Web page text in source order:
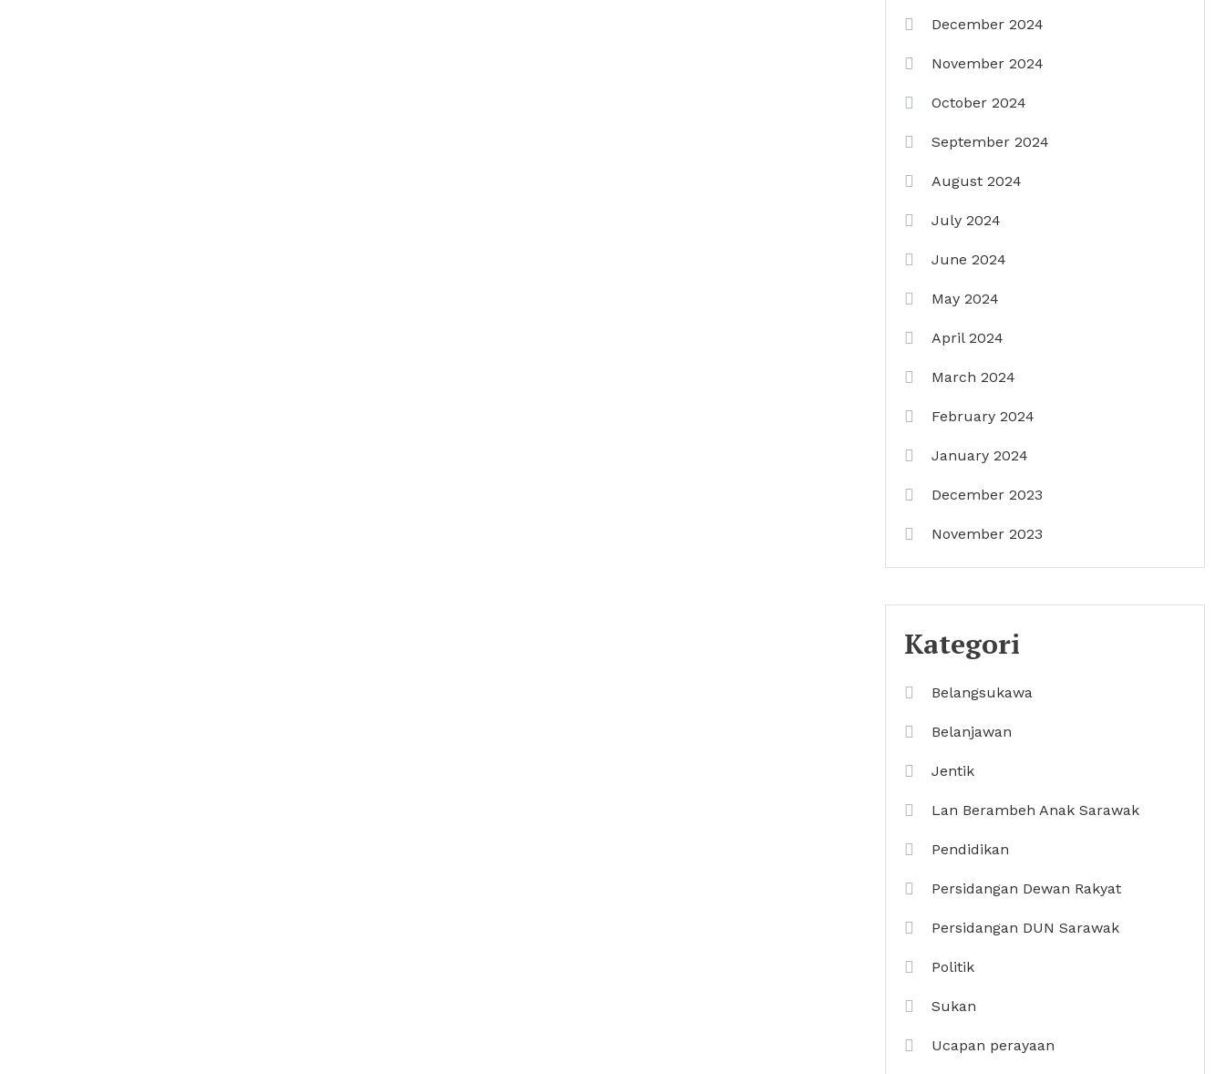
December 2024
November 2024
October 2024
September 2024
August 2024
July 2024
June 2024
May 2024
April 2024
March 2024
February 2024
January 2024
December 2023
November 2023
Kategori
Belangsukawa
Belanjawan
Jentik
Lan Berambeh Anak Sarawak
Pendidikan
Persidangan Dewan Rakyat
Persidangan DUN Sarawak
Politik
Sukan
Ucapan perayaan